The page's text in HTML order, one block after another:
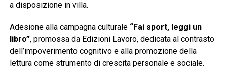
a disposizione in villa.
Adesione alla campagna culturale “Fai sport, leggi un
libro”, promossa da Edizioni Lavoro, dedicata al contrasto
dell’impoverimento cognitivo e alla promozione della
lettura come strumento di crescita personale e sociale.